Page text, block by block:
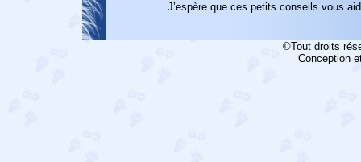
J’espère que ces petits conseils vous
©Tout droits
Conception